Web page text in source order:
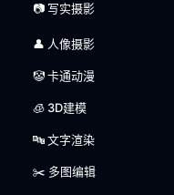
📷 写实摄影
👤 人像摄影
🤡 卡通动漫
🧊 3D建模
🔤 文字渲染
✂️ 多图编辑